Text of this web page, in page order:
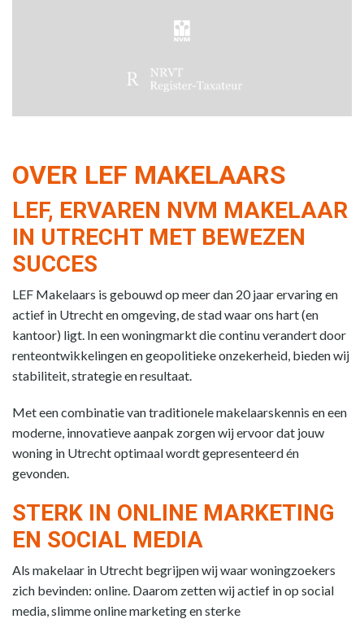
OVER LEF MAKELAARS
LEF, ERVAREN NVM MAKELAAR
IN UTRECHT MET BEWEZEN
SUCCES
LEF Makelaars is gebouwd op meer dan 20 jaar ervaring en
actief in Utrecht en omgeving, de stad waar ons hart (en
kantoor) ligt. In een woningmarkt die continu verandert door
renteontwikkelingen en geopolitieke onzekerheid, bieden wij
stabiliteit, strategie en resultaat.
Met een combinatie van traditionele makelaarskennis en een
moderne, innovatieve aanpak zorgen wij ervoor dat jouw
woning in Utrecht optimaal wordt gepresenteerd én
gevonden.
STERK IN ONLINE MARKETING
EN SOCIAL MEDIA
Als makelaar in Utrecht begrijpen wij waar woningzoekers
zich bevinden: online. Daarom zetten wij actief in op social
media, slimme online marketing en sterke